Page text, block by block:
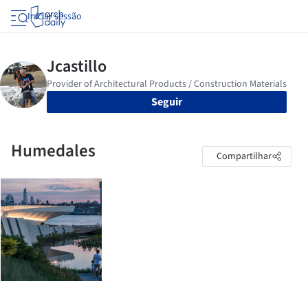
Iniciar sessão
Seguir
Humedales Compartilhar